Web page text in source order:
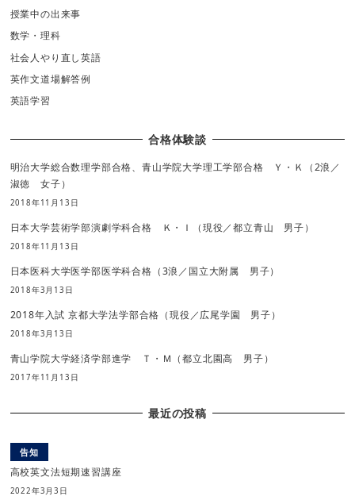
授業中の出来事
数学・理科
社会人やり直し英語
英作文道場解答例
英語学習
合格体験談
明治大学総合数理学部合格、青山学院大学理工学部合格 Ｙ・Ｋ（2浪／
淑徳 女子）
2018年11月13日
日本大学芸術学部演劇学科合格 Ｋ・Ｉ（現役／都立青山 男子）
2018年11月13日
日本医科大学医学部医学科合格（3浪／国立大附属 男子）
2018年3月13日
2018年入試 京都大学法学部合格（現役／広尾学園 男子）
2018年3月13日
青山学院大学経済学部進学 Ｔ・Ｍ（都立北園高 男子）
2017年11月13日
最近の投稿
告知
高校英文法短期速習講座
2022年3月3日